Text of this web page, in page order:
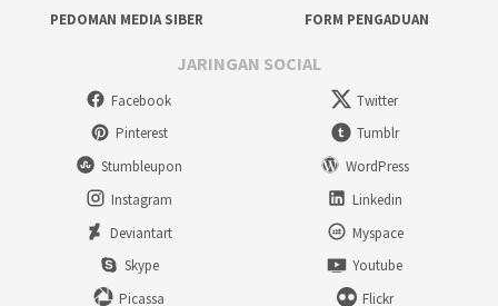
PEDOMAN MEDIA SIBER
FORM PENGADUAN
JARINGAN SOCIAL
Facebook
Twitter
Pinterest
Tumblr
Stumbleupon
WordPress
Instagram
Linkedin
Deviantart
Myspace
Skype
Youtube
Picassa
Flickr